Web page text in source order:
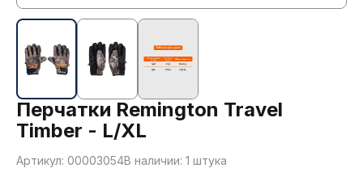
Перчатки Remington Travel
Timber - L/XL
Артикул: 00003054В наличии: 1 штука